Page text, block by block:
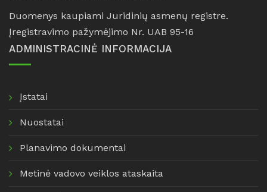
Duomenys kaupiami Juridinių asmenų registre.
Įregistravimo pažymėjimo Nr. UAB 95-16
ADMINISTRACINĖ INFORMACIJA
Įstatai
Nuostatai
Planavimo dokumentai
Metinė vadovo veiklos ataskaita